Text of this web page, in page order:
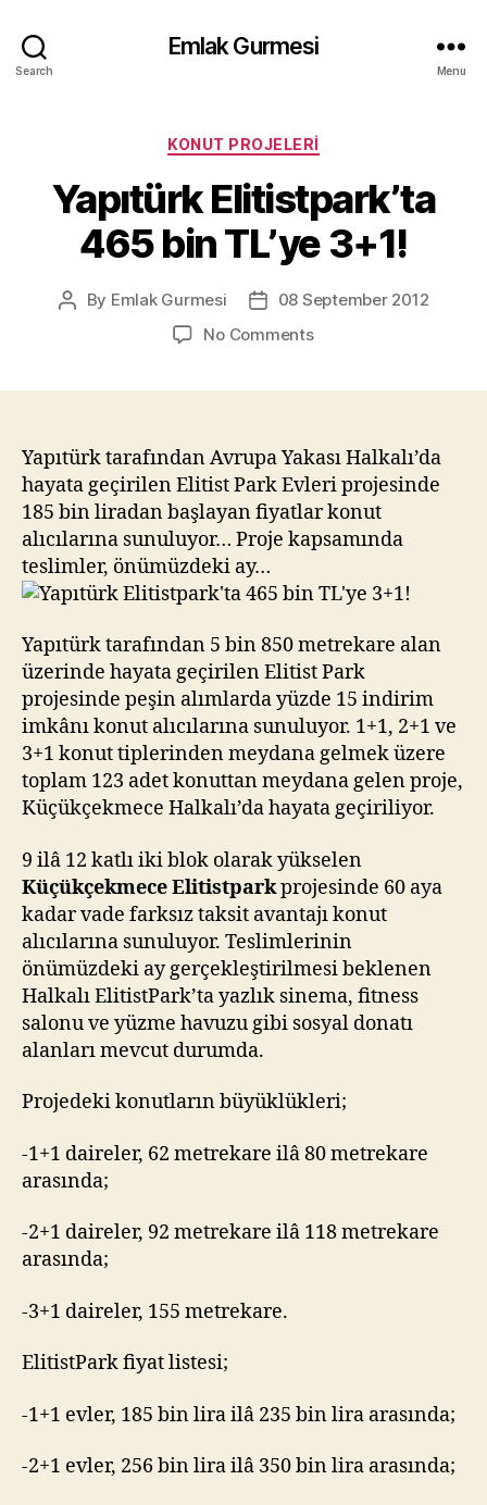
Search
Emlak Gurmesi
Menu
Categories
KONUT PROJELERI
Yapıtürk Elitistpark’ta
465 bin TL’ye 3+1!
Post
By Emlak Gurmesi
Post08 September 2012
No Commentson
TL’ye
3+1!
Yapıtürk tarafından Avrupa Yakası Halkalı’da
hayata geçirilen Elitist Park Evleri projesinde
185 bin liradan başlayan fiyatlar konut
alıcılarına sunuluyor… Proje kapsamında
teslimler, önümüzdeki ay…
Yapıtürk tarafından 5 bin 850 metrekare alan
üzerinde hayata geçirilen Elitist Park
projesinde peşin alımlarda yüzde 15 indirim
imkânı konut alıcılarına sunuluyor. 1+1, 2+1 ve
3+1 konut tiplerinden meydana gelmek üzere
toplam 123 adet konuttan meydana gelen proje,
Küçükçekmece Halkalı’da hayata geçiriliyor.
9 ilâ 12 katlı iki blok olarak yükselen
Küçükçekmece Elitistparkprojesinde 60 aya
kadar vade farksız taksit avantajı konut
alıcılarına sunuluyor. Teslimlerinin
önümüzdeki ay gerçekleştirilmesi beklenen
Halkalı ElitistPark’ta yazlık sinema, fitness
salonu ve yüzme havuzu gibi sosyal donatı
alanları mevcut durumda.
Projedeki konutların büyüklükleri;
-1+1 daireler, 62 metrekare ilâ 80 metrekare
arasında;
-2+1 daireler, 92 metrekare ilâ 118 metrekare
arasında;
-3+1 daireler, 155 metrekare.
ElitistPark fiyat listesi;
-1+1 evler, 185 bin lira ilâ 235 bin lira arasında;
-2+1 evler, 256 bin lira ilâ 350 bin lira arasında;